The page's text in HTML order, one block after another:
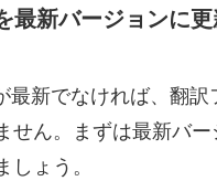
最新バージョンに更
最新でなければ、翻訳
せん。まずは最新バ
ょう。